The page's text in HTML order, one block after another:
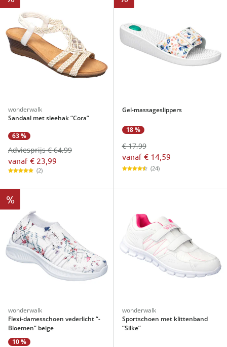
wonderwalk
Sandaal met sleehak “Cora”
63 %
vanaf€ 23,99
Adviesprijs € 64,99
(2)
Gel-massageslippers
18 %
€ 17,99
vanaf€ 14,59
(24)
%
wonderwalk
Flexi-damesschoen vederlicht “­
Bloemen” beige
10 %
wonderwalk
Sportschoen met klittenband
“Silke”